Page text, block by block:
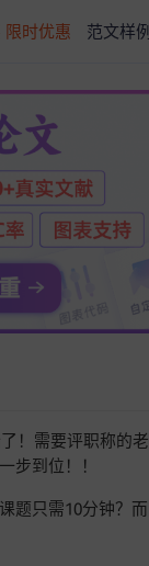
限时优惠 范文样例
！需要评职称的老
步到位！！
题只需10分钟？而